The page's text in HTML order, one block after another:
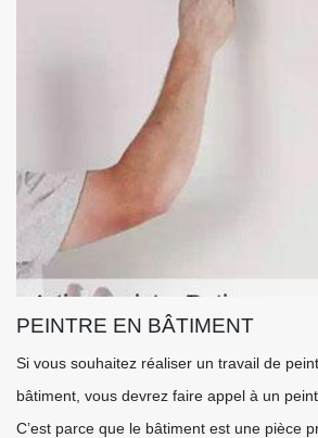
PEINTRE EN BÂTIMENT
Si vous souhaitez réaliser un travail de
bâtiment, vous devrez faire appel à un
C’est parce que le bâtiment est une pièce